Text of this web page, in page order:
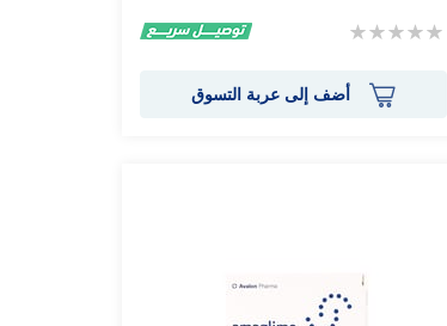
Rating:
أضف إلى عربة التسوق